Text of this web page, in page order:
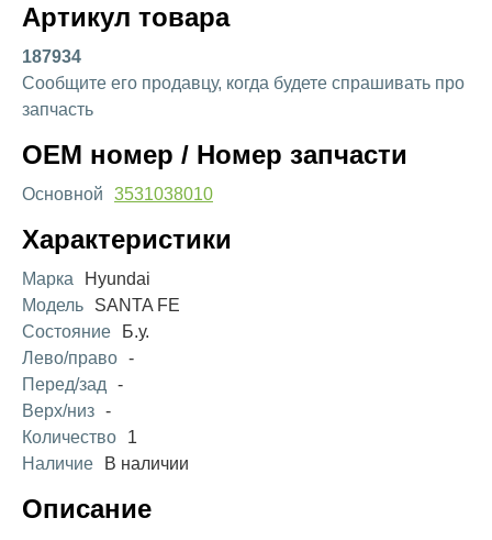
Артикул товара
187934
Сообщите его продавцу, когда будете спрашивать про
запчасть
OEM номер / Номер запчасти
Основной 3531038010
Характеристики
Марка
Hyundai
Модель
SANTA FE
Состояние
Б.у.
Лево/право -
Перед/зад
-
Верх/низ -
Количество
1
Наличие
В наличии
Описание